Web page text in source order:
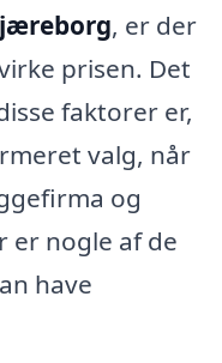
, er der
prisen. Det
faktorer er,
valg, når
og
er nogle af de
have